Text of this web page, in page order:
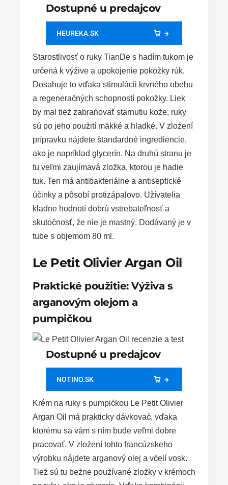
Dostupné u predajcov
HEUREKA.SK
Starostlivosť o ruky TianDe s hadím tukom je
určená k výžive a upokojenie pokožky rúk.
Dosahuje to vďaka stimulácii krvného obehu
a regeneračných schopností pokožky. Liek
by mal tiež zabraňovať starnutiu kože, ruky
sú po jeho použití mäkké a hladké. V zložení
prípravku nájdete štandardné ingrediencie,
ako je napríklad glycerín. Na druhú stranu je
tu veľmi zaujímavá zložka, ktorou je hadie
tuk. Ten má antibakteriálne a antiseptické
účinky a pôsobí protizápalovo. Užívatelia
kladne hodnotí dobrú vstrebateľnosť a
skutočnosť, že nie je mastný. Dodávaný je v
tube s objemom 80 ml.
Le Petit Olivier Argan Oil
Praktické použitie: Výživa s
arganovým olejom a
pumpičkou
Dostupné u predajcov
NOTINO.SK
Krém na ruky s pumpičkou Le Petit Olivier
Argan Oil má prakticky dávkovač, vďaka
ktorému sa vám s ním bude veľmi dobre
pracovať. V zložení tohto francúzskeho
výrobku nájdete arganový olej a včelí vosk.
Tiež sú tu bežne používané zložky v krémoch